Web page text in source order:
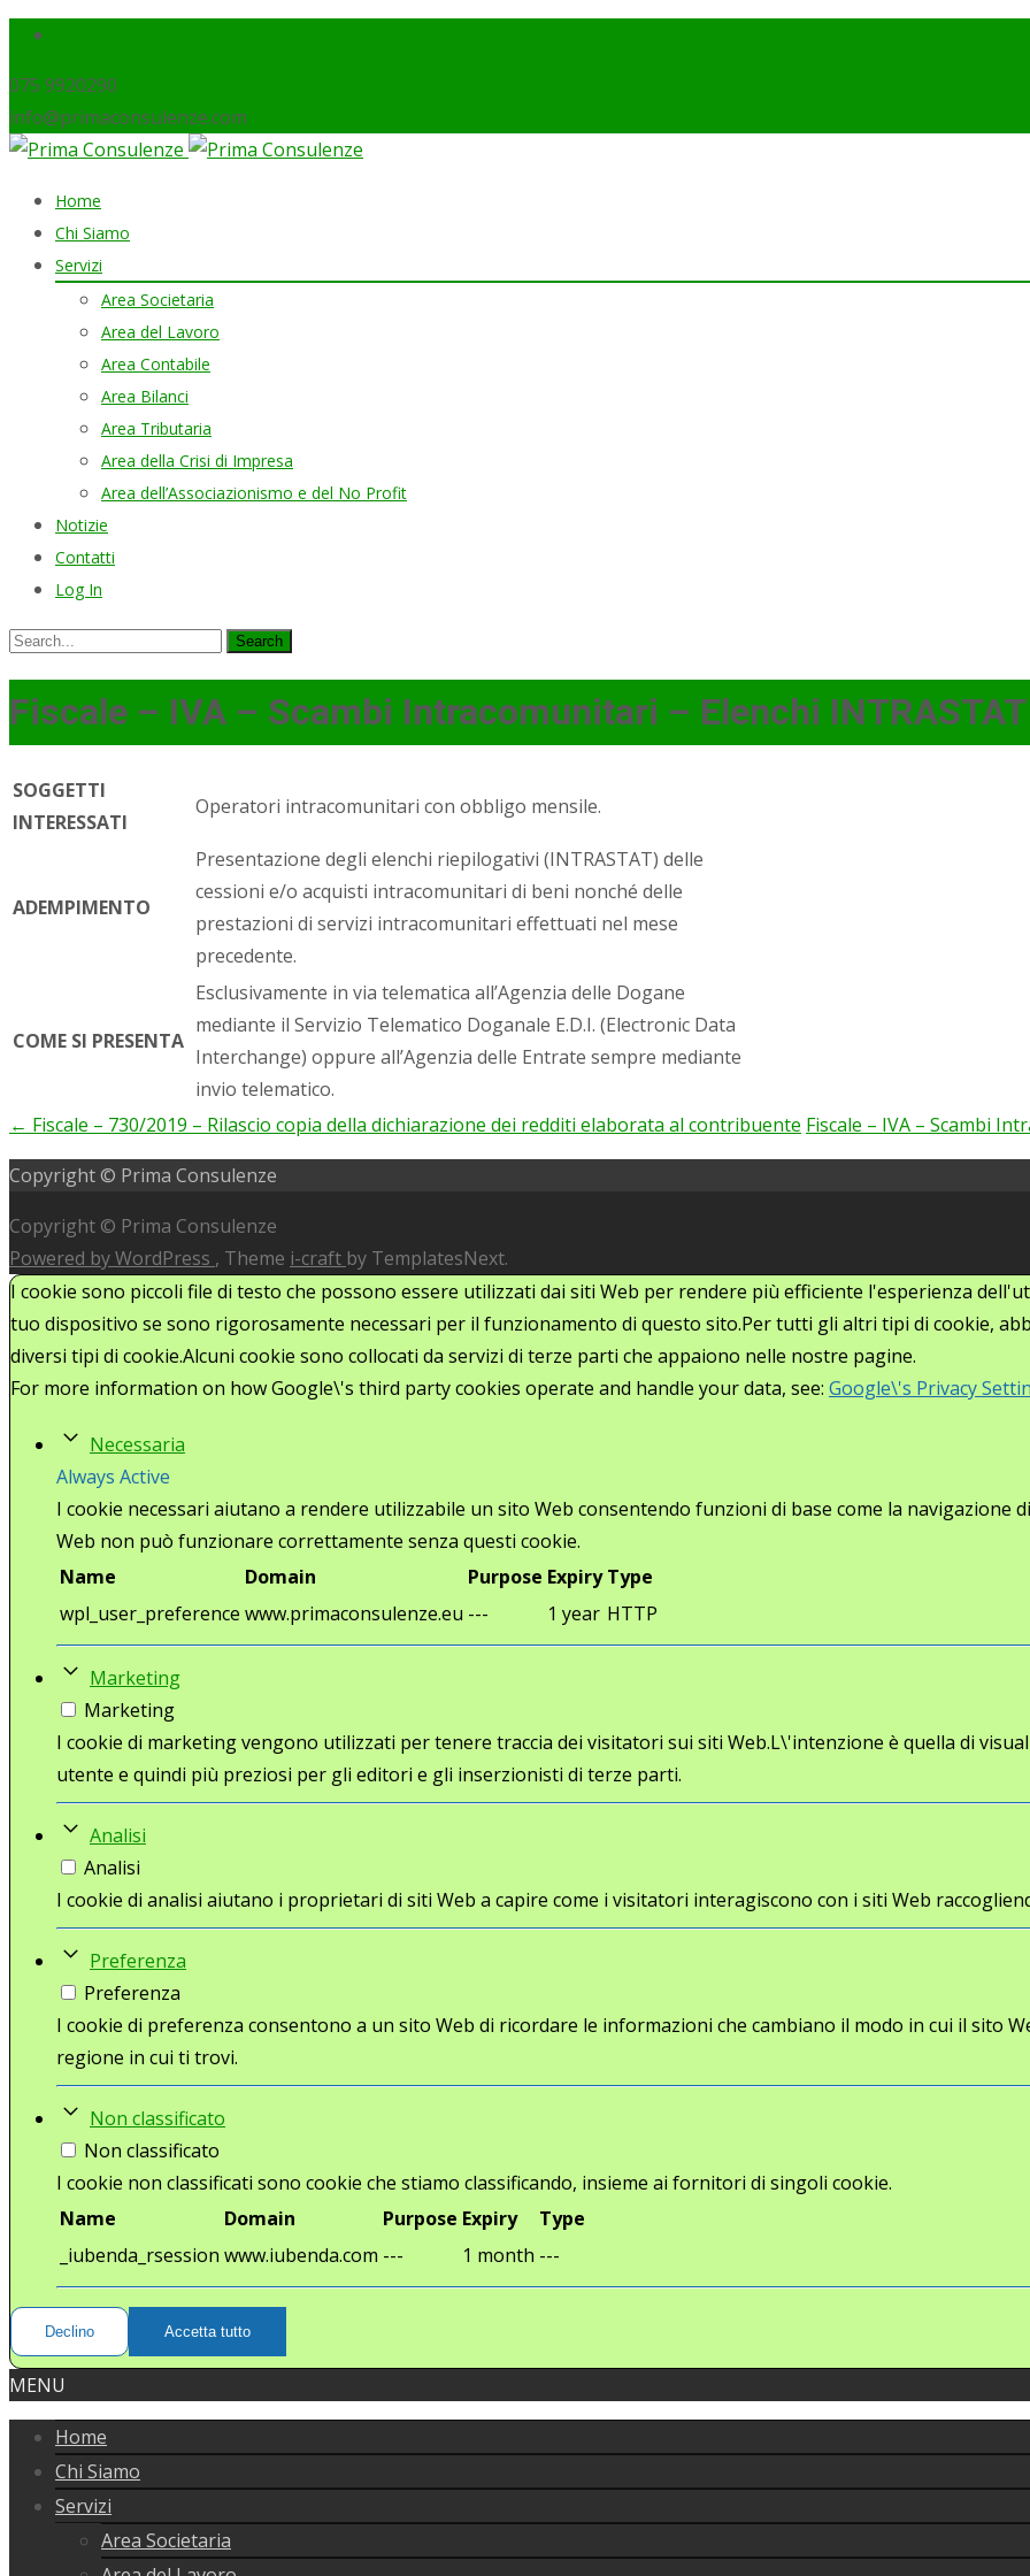
075 9920290
info@primaconsulenze.com
Skip
content
Home
Chi Siamo
Servizi
Area Societaria
Area del Lavoro
Area Contabile
Area Bilanci
Area Tributaria
Area della Crisi di Impresa
Area dell’Associazionismo e del No Profit
Notizie
Contatti
Log In
Search
Fiscale – IVA – Scambi Intracomunitari – Elenchi
SOGGETTI
INTERESSATI
Operatori intracomunitari con obbligo mensile.
ADEMPIMENTO
Presentazione degli elenchi riepilogativi (INTRASTAT) delle
cessioni e/o acquisti intracomunitari di beni nonché delle
prestazioni di servizi intracomunitari effettuati nel mese
precedente.
COME SI PRESENTA
Esclusivamente in via telematica all’Agenzia delle Dogane
mediante il Servizio Telematico Doganale E.D.I. (Electronic Data
Interchange) oppure all’Agenzia delle Entrate sempre mediante
invio telematico.
Post
navigation
← Fiscale – 730/2019 – Rilascio copia della dichiarazione dei redditi elaborata al contribuente Fiscale – IVA – Scambi
Copyright © Prima Consulenze
Copyright © Prima Consulenze
Powered by WordPress , Theme i-craft by TemplatesNext.
I cookie sono piccoli file di testo che possono essere utilizzati dai siti Web per rendere più efficiente l'esperienza
tuo dispositivo se sono rigorosamente necessari per il funzionamento di questo sito.Per tutti gli altri tipi di cookie,
diversi tipi di cookie.Alcuni cookie sono collocati da servizi di terze parti che appaiono nelle nostre pagine.
For more information on how Google\'s third party cookies operate and handle your data, see: Google\'s Privacy
Necessaria
Always Active
I cookie necessari aiutano a rendere utilizzabile un sito Web consentendo funzioni di base come la navigazione
Web non può funzionare correttamente senza questi cookie.
Name
Domain Purpose Expiry Type
wpl_user_preference www.primaconsulenze.eu --- 1 year HTTP
Marketing
Marketing
I cookie di marketing vengono utilizzati per tenere traccia dei visitatori sui siti Web.L\'intenzione è quella di
utente e quindi più preziosi per gli editori e gli inserzionisti di terze parti.
Analisi
Analisi
I cookie di analisi aiutano i proprietari di siti Web a capire come i visitatori interagiscono con i siti Web
Preferenza
Preferenza
I cookie di preferenza consentono a un sito Web di ricordare le informazioni che cambiano il modo in cui il sito
regione in cui ti trovi.
Non classificato
Non classificato
I cookie non classificati sono cookie che stiamo classificando, insieme ai fornitori di singoli cookie.
Name
Domain Purpose Expiry
Type
_iubenda_rsession www.iubenda.com --- 1 month ---
Declino Accetta tutto
MENU
Home
Chi Siamo
Servizi
Area Societaria